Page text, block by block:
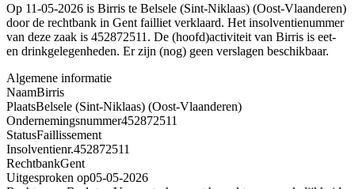
Op 11-05-2026 is Birris te Belsele (Sint-Niklaas) (Oost-Vlaanderen)
door de rechtbank in Gent failliet verklaard. Het insolventienummer
van deze zaak is 452872511. De (hoofd)activiteit van Birris is eet-
en drinkgelegenheden. Er zijn (nog) geen verslagen beschikbaar.
Algemene informatie
NaamBirris
PlaatsBelsele (Sint-Niklaas) (Oost-Vlaanderen)
Ondernemingsnummer452872511
StatusFaillissement
Insolventienr.452872511
RechtbankGent
Uitgesproken op05-05-2026